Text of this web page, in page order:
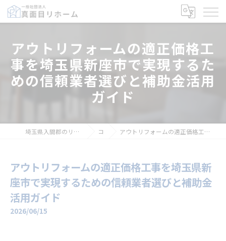
アウトリフォームの適正価格工
事を埼玉県新座市で実現するた
めの信頼業者選びと補助金活用
ガイド
埼玉県入間郡のリフォームなら一般社団法人真面目リホーム コラム アウトリフォームの適正価格工事を埼玉県新座市で実現するための信頼業者選びと補助金活用ガイド
アウトリフォームの適正価格工事を埼玉県新
座市で実現するための信頼業者選びと補助金
活用ガイド
2026/06/15